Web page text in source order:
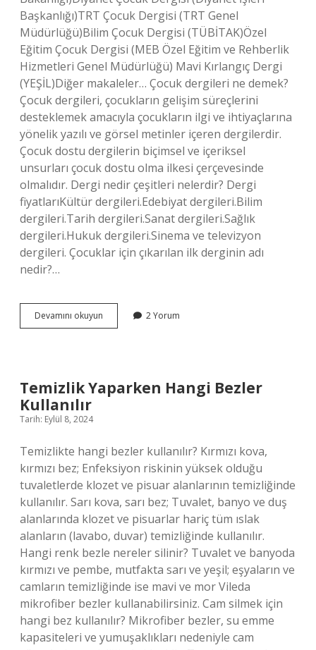
Başkanlığı)TRT Çocuk Dergisi (TRT Genel
Müdürlüğü)Bilim Çocuk Dergisi (TÜBİTAK)Özel
Eğitim Çocuk Dergisi (MEB Özel Eğitim ve Rehberlik
Hizmetleri Genel Müdürlüğü) Mavi Kırlangıç ​​​​​​​​Dergi
(YEŞİL)Diğer makaleler… Çocuk dergileri ne demek?
Çocuk dergileri, çocukların gelişim süreçlerini
desteklemek amacıyla çocukların ilgi ve ihtiyaçlarına
yönelik yazılı ve görsel metinler içeren dergilerdir.
Çocuk dostu dergilerin biçimsel ve içeriksel
unsurları çocuk dostu olma ilkesi çerçevesinde
olmalıdır. Dergi nedir çeşitleri nelerdir? Dergi
fiyatlarıKültür dergileri.Edebiyat dergileri.Bilim
dergileri.Tarih dergileri.Sanat dergileri.Sağlık
dergileri.Hukuk dergileri.Sinema ve televizyon
dergileri. Çocuklar için çıkarılan ilk derginin adı
nedir?…
Devamını okuyun
Dergileri
2 Yorum
Temizlik Yaparken Hangi Bezler
Kullanılır
Tarih: Eylül 8, 2024
Temizlikte hangi bezler kullanılır? Kırmızı kova,
kırmızı bez; Enfeksiyon riskinin yüksek olduğu
tuvaletlerde klozet ve pisuar alanlarının temizliğinde
kullanılır. Sarı kova, sarı bez; Tuvalet, banyo ve duş
alanlarında klozet ve pisuarlar hariç tüm ıslak
alanların (lavabo, duvar) temizliğinde kullanılır.
Hangi renk bezle nereler silinir? Tuvalet ve banyoda
kırmızı ve pembe, mutfakta sarı ve yeşil; eşyaların ve
camların temizliğinde ise mavi ve mor Vileda
mikrofiber bezler kullanabilirsiniz. Cam silmek için
hangi bez kullanılır? Mikrofiber bezler, su emme
kapasiteleri ve yumuşaklıkları nedeniyle cam